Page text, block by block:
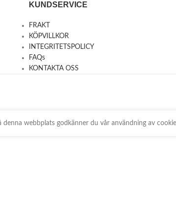
KUNDSERVICE
FRAKT
KÖPVILLKOR
INTEGRITETSPOLICY
FAQs
KONTAKTA OSS
webbplats godkänner du vår användning av